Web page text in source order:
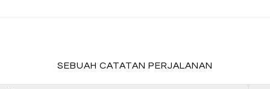
SEBUAH CATATAN PERJALANAN